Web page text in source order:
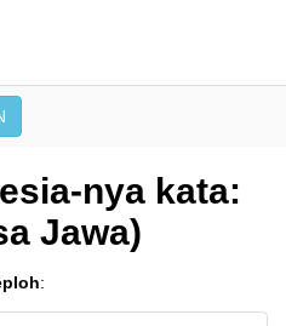
nya kata:
Jawa)
: